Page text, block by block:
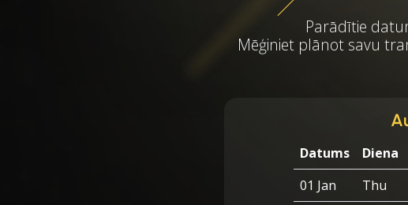
Parādītie
Mēģiniet plānot savu
Datums Diena
01 Jan
Thu